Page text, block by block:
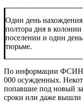
Один день
полтора дня в
поселении и один
тюрьме.
По информации ФСИН,
000 осужденных.
попавшие под новый
сроки или даже вышли